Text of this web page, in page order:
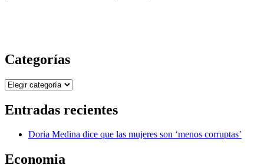
Categorías
Categorías
Entradas recientes
Doria Medina dice que las mujeres son ‘menos corruptas’
Economia